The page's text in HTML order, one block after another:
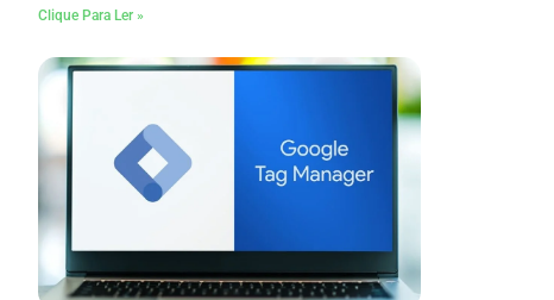
Clique Para Ler »